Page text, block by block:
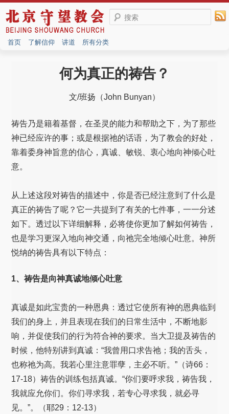
搜索
首页 了解信仰 讲道 所有分类
何为真正的祷告？
文/班扬（John Bunyan）
祷告乃是籍着基督，在圣灵的能力和帮助之下，为了那些
神已经应许的事；或是根据祂的话语，为了教会的好处，
靠着委身神旨意的信心，真诚、敏锐、衷心地向神倾心吐
意。
从上述这段对祷告的描述中，你是否已经注意到了什么是
真正的祷告了呢？它一共提到了有关的七件事，一一分述
如下。透过以下详细解释，必将使你更加了解如何祷告，
也是学习更深入地向神交通，向祂完全地倾心吐意。神所
悦纳的祷告具有以下特点：
1、祷告是向神真诚地倾心吐意
真诚是如此宝贵的一种恩典：透过它使所有神的恩典临到
我们的身上，并且表现在我们的日常生活中，不断地影
响，并促使我们的行为符合神的要求。当大卫提及祷告的
时候，他特别讲到真诚：“我曾用口求告祂；我的舌头，
也称祂为高。我若心里注意罪孽，主必不听。”（诗66：
17-18）祷告的训练包括真诚。“你们要呼求我，祷告我，
我就应允你们。你们寻求我，若专心寻求我，就必寻
见。”。（耶29：12-13）